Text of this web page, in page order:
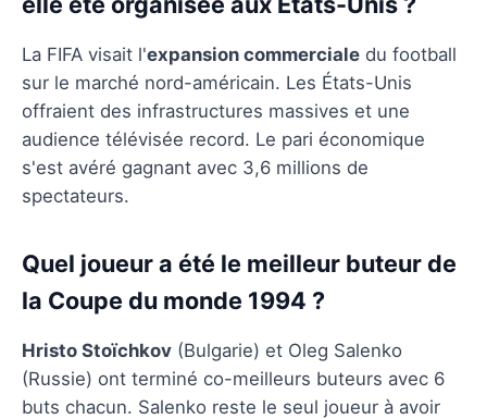
La FIFA visait l'expansion commerciale du football
sur le marché nord-américain. Les États-Unis
offraient des infrastructures massives et une
audience télévisée record. Le pari économique
s'est avéré gagnant avec 3,6 millions de
spectateurs.
Quel joueur a été le meilleur buteur de
la Coupe du monde 1994 ?
Hristo Stoïchkov (Bulgarie) et Oleg Salenko
(Russie) ont terminé co-meilleurs buteurs avec 6
buts chacun. Salenko reste le seul joueur à avoir